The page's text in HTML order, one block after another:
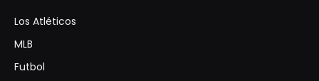
Los Atléticos
MLB
Futbol